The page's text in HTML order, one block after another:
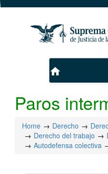
home
Paros
Home Derecho
Derecho del trabajo
Autodefensa colectiva